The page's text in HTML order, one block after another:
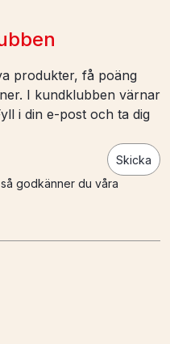
produkter, få poäng
I kundklubben värnar
i din e-post och ta dig
Skicka
godkänner du våra